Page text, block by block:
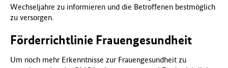
Wechseljahre zu informieren und die Betroffenen bestmöglich
zu versorgen.
Förderrichtlinie Frauengesundheit
Um noch mehr Erkenntnisse zur Frauengesundheit zu